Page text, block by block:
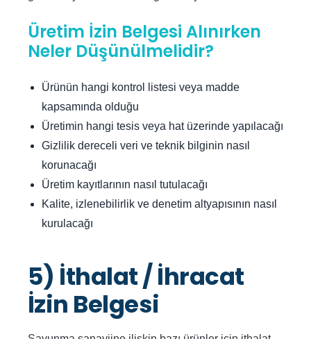
Üretim İzin Belgesi Alınırken
Neler Düşünülmelidir?
Ürünün hangi kontrol listesi veya madde
kapsamında olduğu
Üretimin hangi tesis veya hat üzerinde yapılacağı
Gizlilik dereceli veri ve teknik bilginin nasıl
korunacağı
Üretim kayıtlarının nasıl tutulacağı
Kalite, izlenebilirlik ve denetim altyapısının nasıl
kurulacağı
5) İthalat / İhracat
İzin Belgesi